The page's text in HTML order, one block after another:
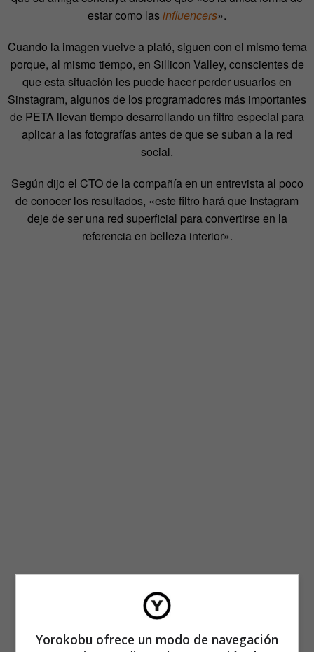
estar como lasinfluencers».
Cuando la imagen vuelve a plató, siguen con el mismo tema
porque, al mismo tiempo, en Sillicon Valley, conscientes de
que esta situación les puede hacer perder usuarios en
Sinstagram, algunos de los programadores más importantes
de PETA llevan tiempo desarrollando un filtro especial para
aplicar a las fotografías antes de que se suban a la red
social.
Según dijo el CTO de la compañía en un entrevista al poco
de conocer los resultados, «este filtro hará que Instagram
deje de ser una red superficial para convertirse en la
referencia en belleza interior».
Yorokobu ofrece un modo de navegación